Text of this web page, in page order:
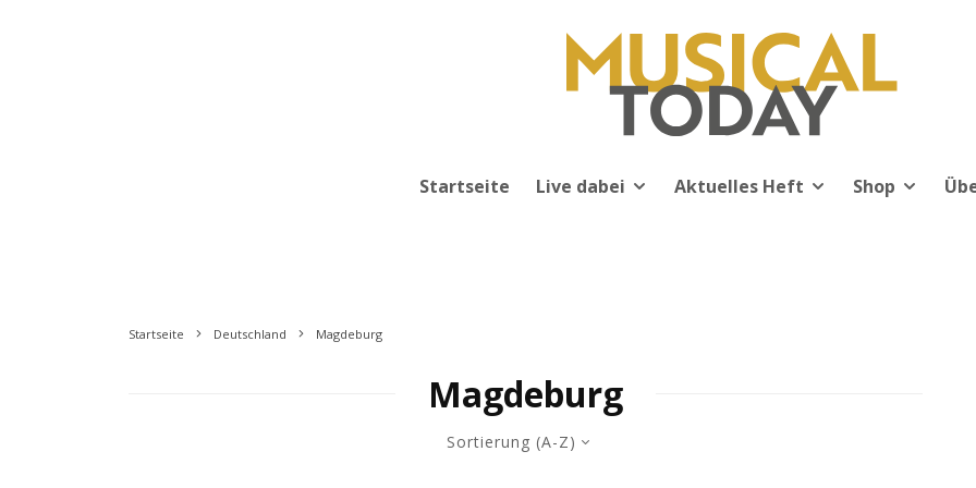
Startseite Live dabei Aktuelles Heft Shop
Startseite Deutschland Magdeburg
Magdeburg
Sortierung (A-Z)